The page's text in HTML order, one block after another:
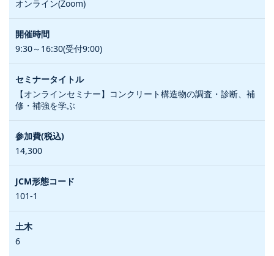
オンライン(Zoom)
9:30～16:30(受付9:00)
【オンラインセミナー】コンクリート構造物の調査・診断、補
修・補強を学ぶ
14,300
101-1
6